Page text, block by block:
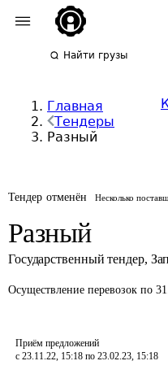
Найти грузы
Главная
Тендеры
Разный
Тендер отменён Несколько
Разный
Государственный тендер,
Осуществление перевозок по
Приём предложений
с 23.11.22, 15:18 по 23.02.23, 15:18